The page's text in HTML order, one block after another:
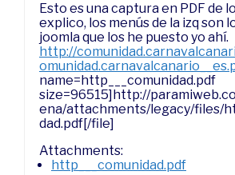
Esto es una captura en PDF de
explico, los menús de la izq son
joomla que los he puesto yo ahí.
http://
name=http___comunidad.pdf
size=96515]http://
ena/attachments/legacy/files/
dad.pdf[/file]
Attachments:
http___comunidad.pdf